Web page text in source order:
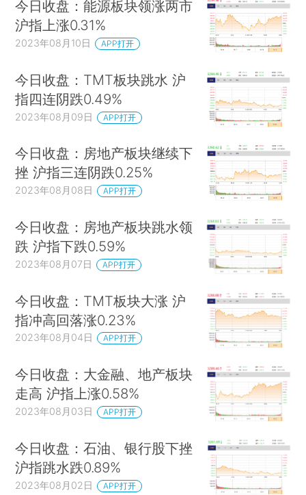
今日收盘：能源板块领涨两市
沪指上涨0.31%
2023年08月10日 APP打开
今日收盘：TMT板块跳水 沪
指四连阴跌0.49%
2023年08月09日 APP打开
今日收盘：房地产板块继续下
挫 沪指三连阴跌0.25%
2023年08月08日 APP打开
今日收盘：房地产板块跳水领
跌 沪指下跌0.59%
2023年08月07日 APP打开
今日收盘：TMT板块大涨 沪
指冲高回落涨0.23%
2023年08月04日 APP打开
今日收盘：大金融、地产板块
走高 沪指上涨0.58%
2023年08月03日 APP打开
今日收盘：石油、银行股下挫
沪指跳水跌0.89%
2023年08月02日 APP打开